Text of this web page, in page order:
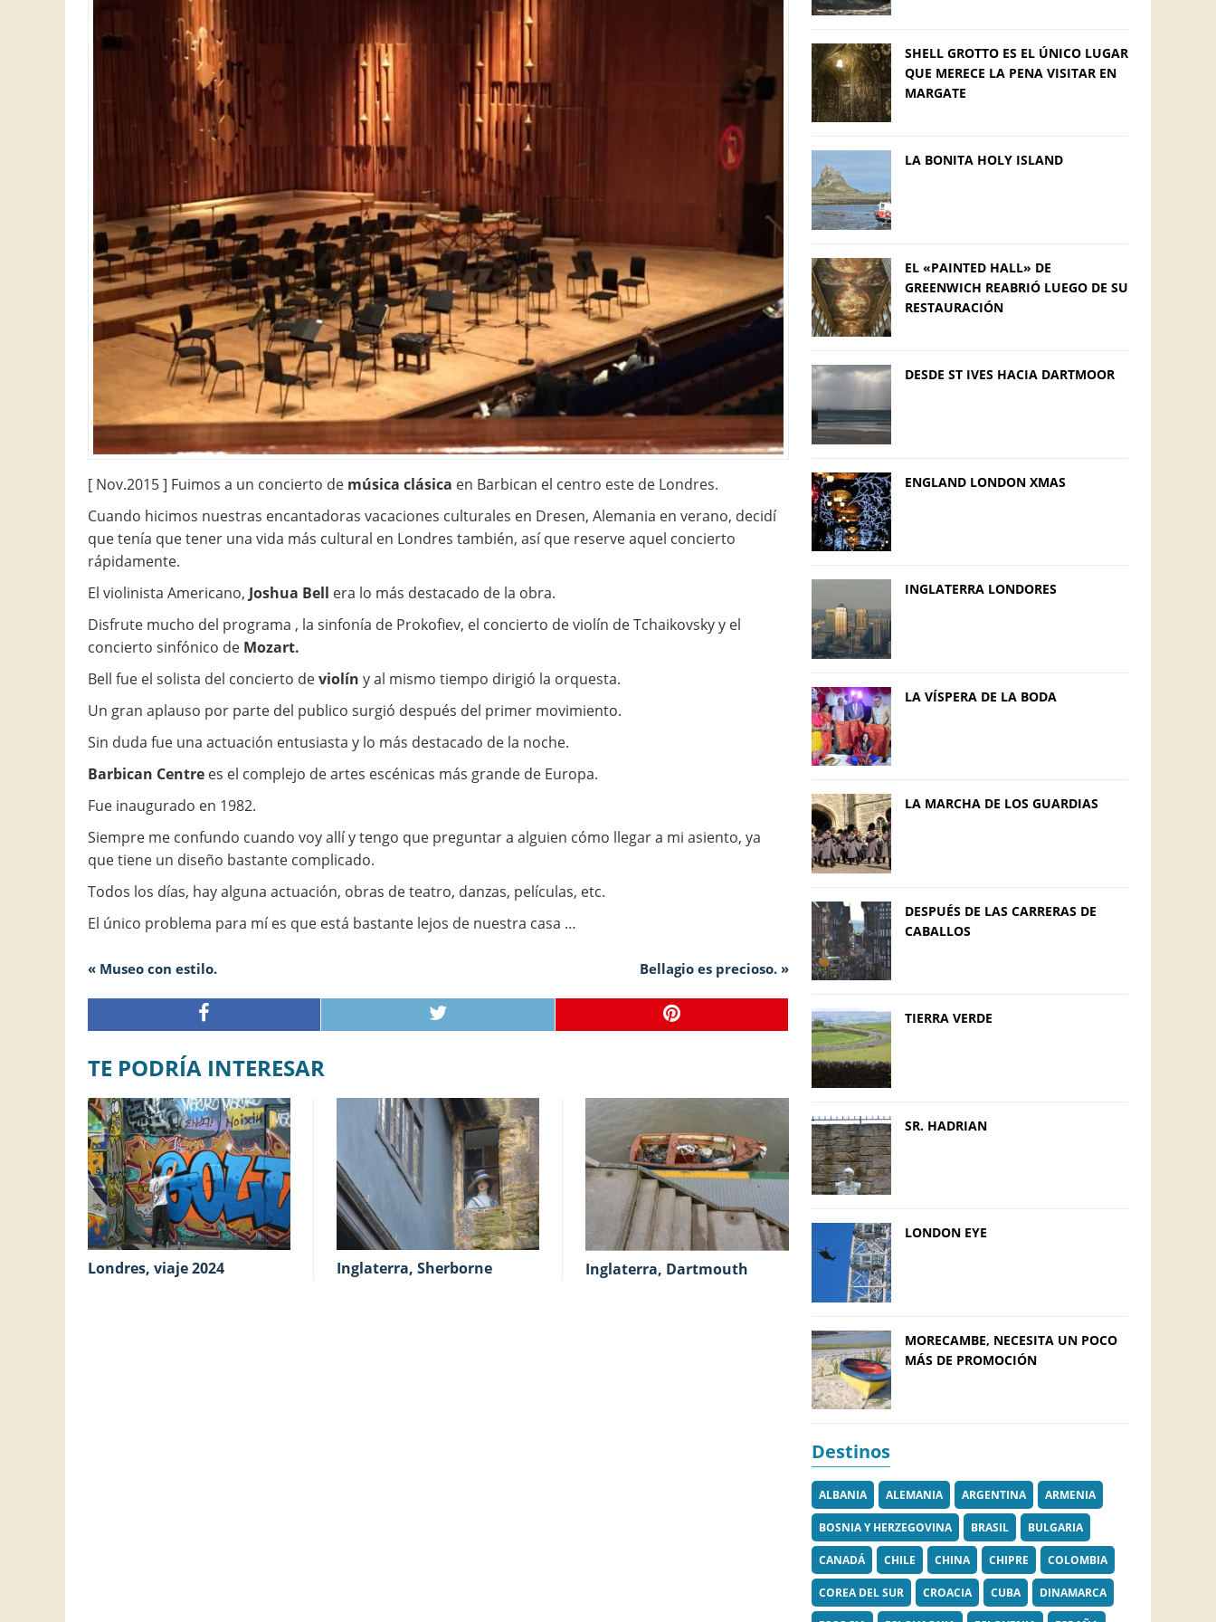
[ Nov.2015 ] Fuimos a un concierto de música clásica en Barbican el centro este de Londres.
Cuando hicimos nuestras encantadoras vacaciones culturales en Dresen, Alemania en verano, decidí
que tenía que tener una vida más cultural en Londres también, así que reserve aquel concierto
rápidamente.
El violinista Americano, Joshua Bell era lo más destacado de la obra.
Disfrute mucho del programa , la sinfonía de Prokofiev, el concierto de violín de Tchaikovsky y el
concierto sinfónico de Mozart.
Bell fue el solista del concierto deviolín y al mismo tiempo dirigió la orquesta.
Un gran aplauso por parte del publico surgió después del primer movimiento.
Sin duda fue una actuación entusiasta y lo más destacado de la noche.
Barbican Centre es el complejo de artes escénicas más grande de Europa.
Fue inaugurado en 1982.
Siempre me confundo cuando voy allí y tengo que preguntar a alguien cómo llegar a mi asiento, ya
que tiene un diseño bastante complicado.
Todos los días, hay alguna actuación, obras de teatro, danzas, películas, etc.
El único problema para mí es que está bastante lejos de nuestra casa …
« Museo con estilo. Bellagio es precioso. »
TE PODRÍA INTERESAR
Londres, viaje 2024 Inglaterra, Sherborne Inglaterra, Dartmouth
SHELL GROTTO ES EL ÚNICO LUGAR
QUE MERECE LA PENA VISITAR EN
MARGATE
LA BONITA HOLY ISLAND
EL «PAINTED HALL» DE
GREENWICH REABRIÓ LUEGO DE SU
RESTAURACIÓN
DESDE ST IVES HACIA DARTMOOR
ENGLAND LONDON XMAS
INGLATERRA LONDORES
LA VÍSPERA DE LA BODA
LA MARCHA DE LOS GUARDIAS
DESPUÉS DE LAS CARRERAS DE
CABALLOS
TIERRA VERDE
SR. HADRIAN
LONDON EYE
MORECAMBE, NECESITA UN POCO
MÁS DE PROMOCIÓN
Destinos
ALBANIA ALEMANIA ARGENTINA ARMENIA
BOSNIA Y HERZEGOVINA BRASIL BULGARIA
CANADÁ CHILE CHINA CHIPRE COLOMBIA
COREA DEL SUR CROACIA CUBA DINAMARCA